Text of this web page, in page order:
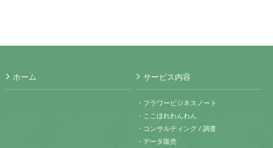
ホーム サービス内容
・フラワービジネスノート
・ここほれわんわん
・コンサルティング / 調査
・データ販売